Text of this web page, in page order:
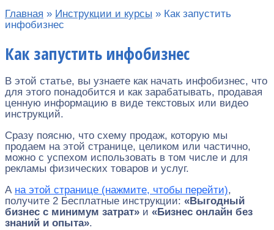
Главная » Инструкции и курсы » Как запустить
инфобизнес
Как запустить инфобизнес
В этой статье, вы узнаете как начать инфобизнес, что
для этого понадобится и как зарабатывать, продавая
ценную информацию в виде текстовых или видео
инструкций.
Сразу поясню, что схему продаж, которую мы
продаем на этой странице, целиком или частично,
можно с успехом использовать в том числе и для
рекламы физических товаров и услуг.
А на этой странице (нажмите, чтобы перейти),
получите 2 Бесплатные инструкции: «Выгодный
бизнес с минимум затрат» и «Бизнес онлайн без
знаний и опыта».